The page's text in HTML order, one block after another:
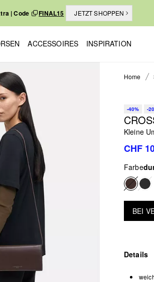
| Code FINAL15 JETZT SHOPPEN
ACCESSOIRES INSPIRATION
Home
-40% -
Kleine
CHF
Farbe
BEI
Details